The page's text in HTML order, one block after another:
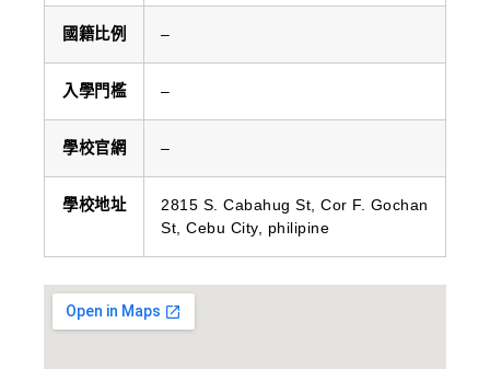
國籍比例 –
入學門檻 –
學校官網 –
學校地址
2815 S. Cabahug St, Cor F. Gochan
St, Cebu City, philipine